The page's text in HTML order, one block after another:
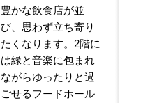
豊かな飲食店が並
び、思わず立ち寄り
たくなります。2階に
は緑と音楽に包まれ
ながらゆったりと過
ごせるフードホール